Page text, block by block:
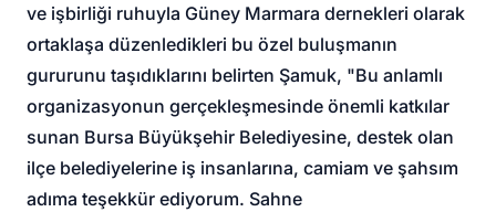
ve işbirliği ruhuyla Güney Marmara dernekleri olarak
ortaklaşa düzenledikleri bu özel buluşmanın
gururunu taşıdıklarını belirten Şamuk, "Bu anlamlı
organizasyonun gerçekleşmesinde önemli katkılar
sunan Bursa Büyükşehir Belediyesine, destek olan
ilçe belediyelerine iş insanlarına, camiam ve şahsım
adıma teşekkür ediyorum. Sahne